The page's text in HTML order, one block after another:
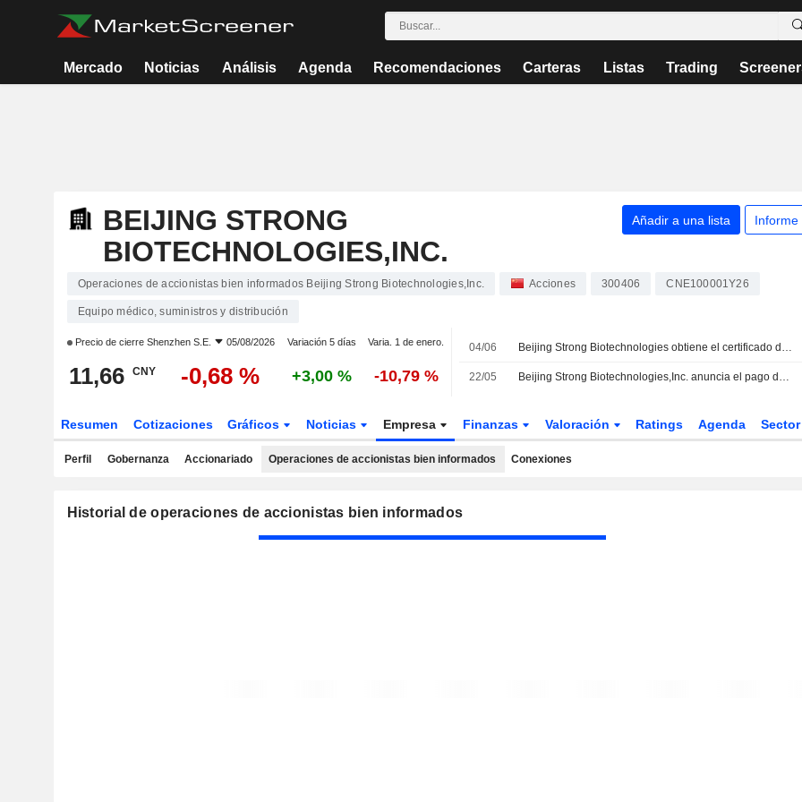
Mercado Noticias Análisis Agenda Recomendaciones Carteras Listas Trading
BEIJING STRONG
BIOTECHNOLOGIES,INC.
Añadir a una lista Informe
Operaciones de accionistas bien informados Beijing Strong Biotechnologies,Inc. Acciones 300406 CNE100001Y26
Equipo médico, suministros y distribución
Precio de cierre Shenzhen S.E. 05/08/2026 Variación 5 días Varia. 1 de enero.
11,66 CNY -0,68 % +3,00 % -10,79 %
04/06 Beijing Strong Biotechnologies obtiene el certificado de registro para su kit de inmunoensayo por quimioluminiscencia
22/05 Beijing Strong Biotechnologies,Inc. anuncia el pago de dividendos en efectivo para sus acciones de clase A correspondiente a 2025, pagadero el 29 de mayo de 2026
Resumen Cotizaciones Gráficos Noticias Empresa Finanzas Valoración Ratings Agenda
Perfil Gobernanza Accionariado Operaciones de accionistas bien informados Conexiones
Historial de operaciones de accionistas bien informados